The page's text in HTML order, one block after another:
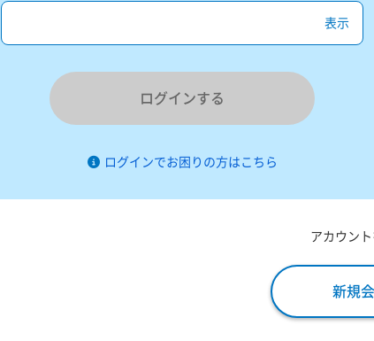
表示
ログインする
ログインでお困りの方はこちら
アカウン
新規